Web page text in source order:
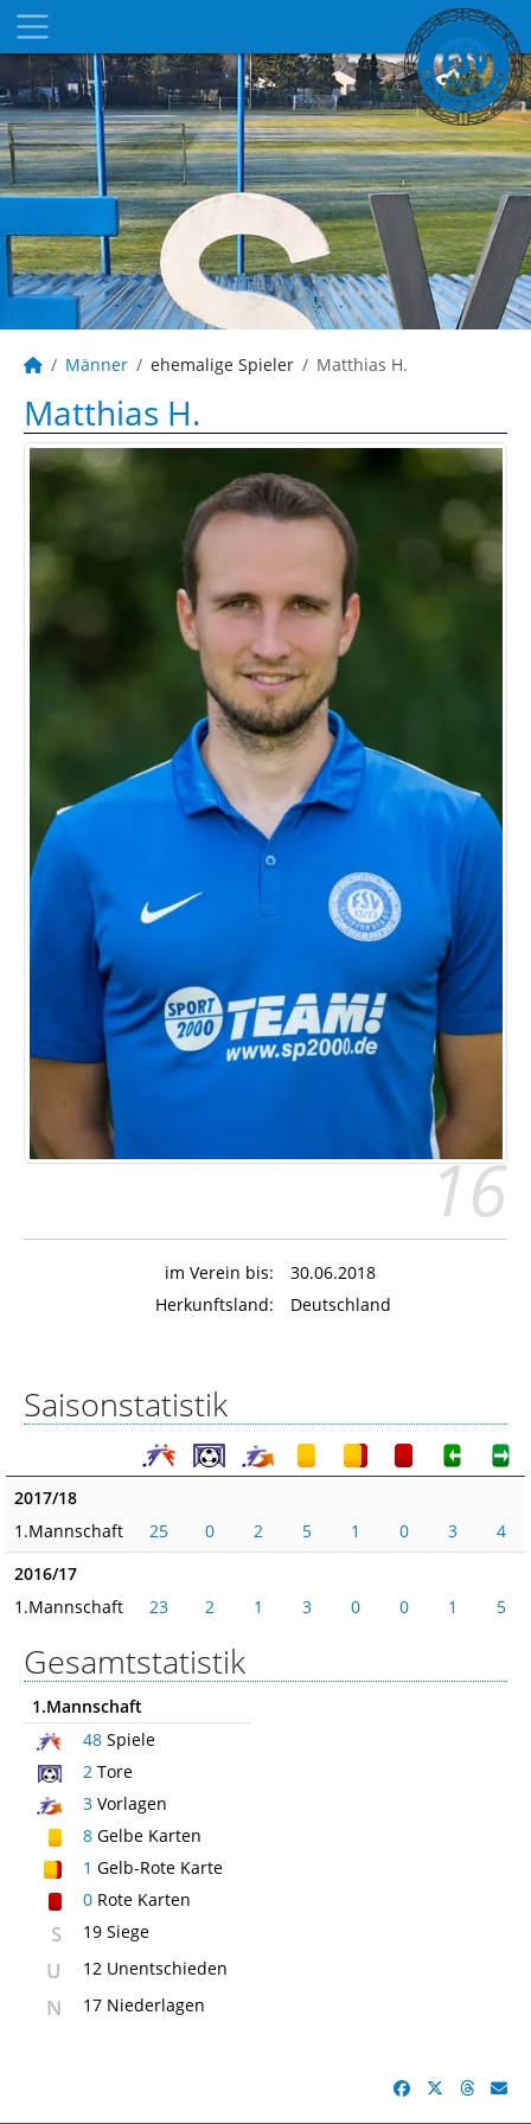
Männer ehemalige Spieler Matthias H.
Matthias H.
16
im Verein bis:
30.06.2018
Herkunftsland:
Deutschland
Saisonstatistik
2017/18
1.Mannschaft
25 0 2 5 1 0 3
4
2016/17
1.Mannschaft
23 2 1 3 0 0 1 5
Gesamtstatistik
1.Mannschaft
48 Spiele
2 Tore
3 Vorlagen
8 Gelbe Karten
1 Gelb-Rote Karte
0 Rote Karten
S 19 Siege
U 12 Unentschieden
N 17 Niederlagen